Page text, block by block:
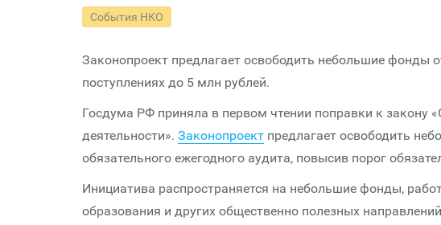
События НКО
Законопроект предлагает освободить небольшие фонды
поступлениях до 5 млн рублей.
Госдума РФ приняла в первом чтении поправки к закону
деятельности». Законопроект предлагает освободить
обязательного ежегодного аудита, повысив порог
Инициатива распространяется на небольшие фонды,
образования и других общественно полезных